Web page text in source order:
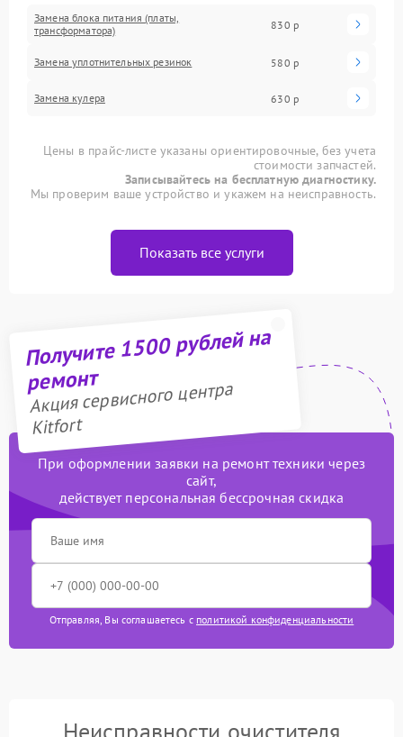
Замена блока питания (платы,
трансформатора)
830 р
Замена уплотнительных резинок 580 р
Замена кулера 630 р
Цены в прайс-листе указаны ориентировочные, без учета
стоимости запчастей.
Записывайтесь на бесплатную диагностику.
Мы проверим ваше устройство и укажем на неисправность.
Показать все услуги
Получите 1500 рублей на
ремонт
Акция сервисного центра
Kitfort
При оформлении заявки на ремонт техники через
сайт,
действует персональная бессрочная скидка
Отправляя, Вы соглашаетесь с политикой конфиденциальности